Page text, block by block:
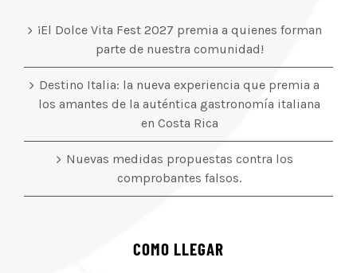
¡El Dolce Vita Fest 2027 premia a quienes forman
parte de nuestra comunidad!
Destino Italia: la nueva experiencia que premia a
los amantes de la auténtica gastronomía italiana
en Costa Rica
Nuevas medidas propuestas contra los
comprobantes falsos.
COMO LLEGAR